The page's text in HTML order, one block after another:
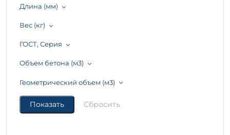
Длина (мм)
Вес (кг)
ГОСТ, Серия
Объем бетона (м3)
Геометрический объем (м3)